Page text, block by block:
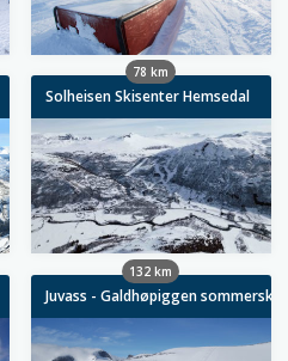
Solheisen Skisenter Hemsedal
78 km
Juvass - Galdhøpiggen
132 km